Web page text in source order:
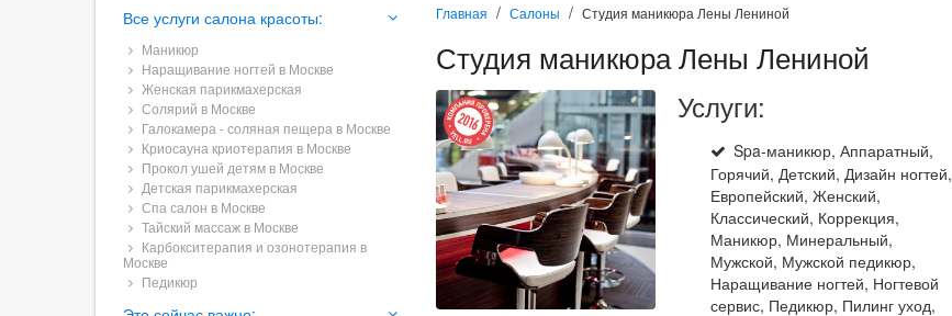
Главная Салоны Студия маникюра Лены Лениной
Студия маникюра Лены Лениной
Услуги:
Spa-маникюр, Аппаратный,
Горячий, Детский, Дизайн ногтей,
Европейский, Женский,
Классический, Коррекция,
Маникюр, Минеральный,
Мужской, Мужской педикюр,
Наращивание ногтей, Ногтевой
сервис, Педикюр, Пилинг уход,
Все услуги салона красоты:
Маникюр
Наращивание ногтей в Москве
Женская парикмахерская
Солярий в Москве
Галокамера - соляная пещера в Москве
Криосауна криотерапия в Москве
Прокол ушей детям в Москве
Детская парикмахерская
Спа салон в Москве
Тайский массаж в Москве
Карбокситерапия и озонотерапия в
Москве
Педикюр